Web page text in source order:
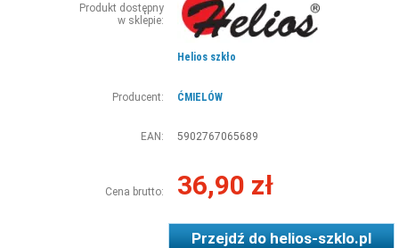
Produkt dostępny
w sklepie:
Helios szkło
Producent: ĆMIELÓW
EAN: 5902767065689
Cena brutto: 36,90 zł
Przejdź dohelios-szklo.pl